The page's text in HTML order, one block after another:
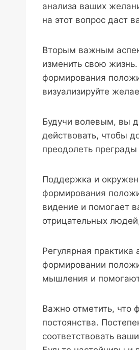
анализа ваших
на этот вопрос даст
Вторым важным
изменить свою
формирования
визуализируйте
Будучи волевым, вы
действовать, чтобы
преодолеть преграды
Поддержка и
формирования
видение и помогает
отрицательных
Регулярная
формировании
мышления и
Важно отметить, что
постоянства.
соответствовать